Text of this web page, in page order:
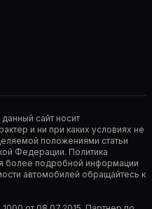
сайт носит
и ни при каких условиях не
положениями статьи
Федерации. Политика
более подробной информации
автомобилей обращайтесь к